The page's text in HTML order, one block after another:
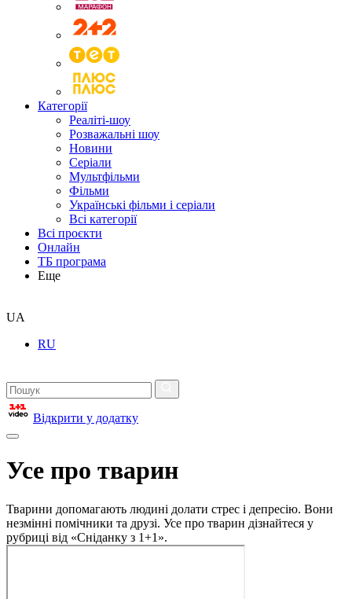
Категорії
Реаліті-шоу
Розважальні шоу
Новини
Серіали
Мультфільми
Фільми
Українські фільми і серіали
Всі категорії
Всі проєкти
Онлайн
ТБ програма
Еще
UA
RU
Відкрити у додатку
Усе про тварин
Тварини допомагають людині долати стрес і депресію. Вони
незмінні помічники та друзі. Усе про тварин дізнайтеся у
рубриці від «Сніданку з 1+1».